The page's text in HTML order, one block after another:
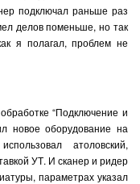
подключал раньше раз
делов поменьше, но так
я полагал, проблем не
“Подключение и
новое оборудование на
атоловский,
УТ. И сканер и ридер
параметрах указал